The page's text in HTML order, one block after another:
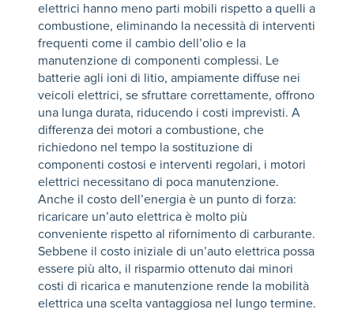
elettrici hanno meno parti mobili rispetto a quelli a
combustione, eliminando la necessità di interventi
frequenti come il cambio dell’olio e la
manutenzione di componenti complessi. Le
batterie agli ioni di litio, ampiamente diffuse nei
veicoli elettrici, se sfruttare correttamente, offrono
una lunga durata, riducendo i costi imprevisti. A
differenza dei motori a combustione, che
richiedono nel tempo la sostituzione di
componenti costosi e interventi regolari, i motori
elettrici necessitano di poca manutenzione.
Anche il costo dell’energia è un punto di forza:
ricaricare un’auto elettrica è molto più
conveniente rispetto al rifornimento di carburante.
Sebbene il costo iniziale di un’auto elettrica possa
essere più alto, il risparmio ottenuto dai minori
costi di ricarica e manutenzione rende la mobilità
elettrica una scelta vantaggiosa nel lungo termine.​